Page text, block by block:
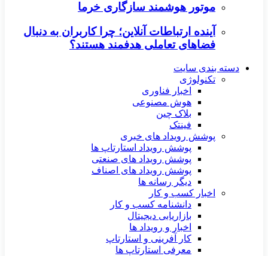
موتور هوشمند سازگاری خرما
آینده ارتباطات آنلاین؛ چرا کاربران به دنبال
فضاهای تعاملی هدفمند هستند؟
دسته بندی سایت
تکنولوژی
اخبار فناوری
هوش مصنوعی
بلاک چین
فینتک
پوشش رویداد های خبری
پوشش رویداد استارتاپ ها
پوشش رویداد های صنعتی
پوشش رویداد های اصناف
دیگر رسانه ها
اخبار کسب و کار
دانشنامه کسب و کار
بازاریابی دیجیتال
اخبار و رویداد ها
کار آفرینی و استارتاپ
معرفی استارتاپ ها